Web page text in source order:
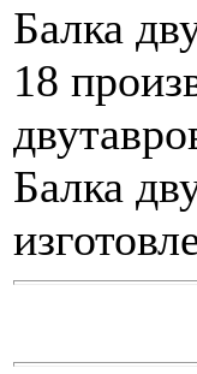
Балка
18
Балка